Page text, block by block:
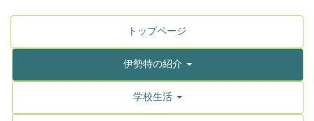
トップページ
伊勢特の紹介
学校生活